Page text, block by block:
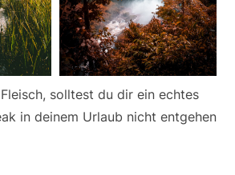
solltest du dir ein echtes
in deinem Urlaub nicht entgehen